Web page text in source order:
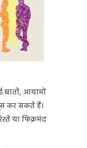
आयामों
कर सकते हैं।
या फिक्रमंद